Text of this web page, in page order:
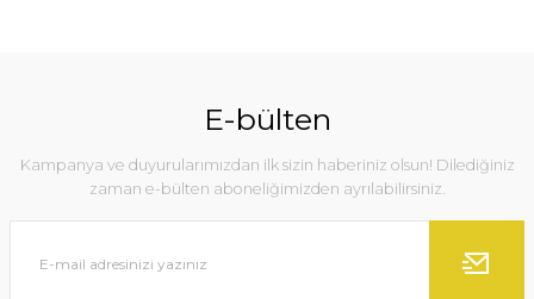
E-bülten
Kampanya ve duyurularımızdan ilk sizin haberiniz olsun! Dilediğiniz
zaman e-bülten aboneliğimizden ayrılabilirsiniz.